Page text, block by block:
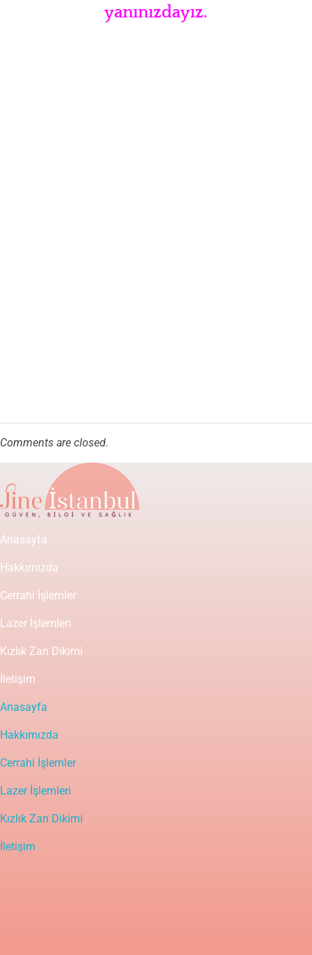
yanınızdayız.
Comments are closed.
Anasayfa
Hakkımızda
Cerrahi İşlemler
Lazer İşlemleri
Kızlık Zarı Dikimi
İletişim
Anasayfa
Hakkımızda
Cerrahi İşlemler
Lazer İşlemleri
Kızlık Zarı Dikimi
İletişim